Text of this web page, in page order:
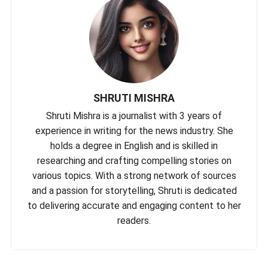
SHRUTI MISHRA
Shruti Mishra is a journalist with 3 years of
experience in writing for the news industry. She
holds a degree in English and is skilled in
researching and crafting compelling stories on
various topics. With a strong network of sources
and a passion for storytelling, Shruti is dedicated
to delivering accurate and engaging content to her
readers.